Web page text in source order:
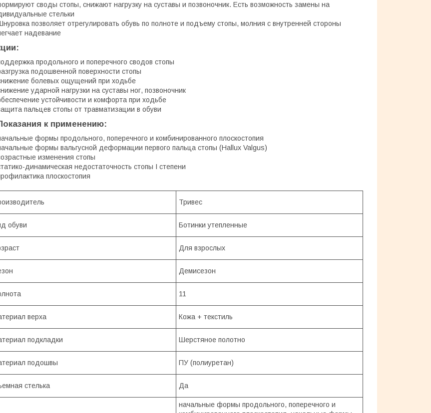
своды стопы, снижают нагрузку на суставы и позвоночник. Есть возможность замены на
стельки
позволяет отрегулировать обувь по полноте и подъему стопы, молния с внутренней стороны
надевание
продольного и поперечного сводов стопы
подошвенной поверхности стопы
болевых ощущений при ходьбе
ударной нагрузки на суставы ног, позвоночник
устойчивости и комфорта при ходьбе
пальцев стопы от травматизации в обуви
к применению:
формы продольного, поперечного и комбинированного плоскостопия
формы вальгусной деформации первого пальца стопы (Hallux Valgus)
изменения стопы
динамическая недостаточность стопы I степени
плоскостопия
Тривес
обуви Ботинки утепленные
Для взрослых
Демисезон
11
верха Кожа + текстиль
подкладки Шерстяное полотно
подошвы ПУ (полиуретан)
стелька Да
начальные формы продольного, поперечного и